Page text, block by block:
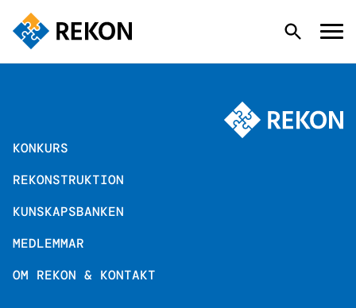
REKONSTRUKTION
KUNSKAPSBANKEN
KONKURS
REKONSTRUKTION
KUNSKAPSBANKEN
MEDLEMMAR
OM REKON & KONTAKT